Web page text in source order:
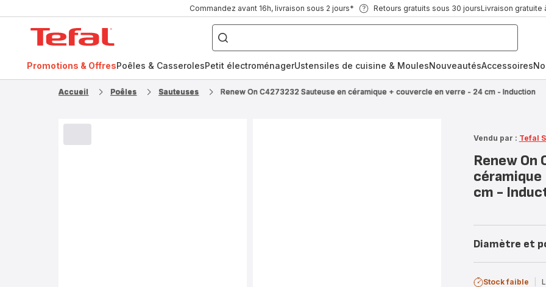
Commandez avant 16h, livraison sous 2 jours* Retours gratuits sous 30 joursLivraison gratuite
Que
recherchez-
vous
Promotions & OffresPoêles & CasserolesPetit électroménagerUstensiles de cuisine & MoulesNouveautésAccessoires
Accueil Poêles Sauteuses Renew On C4273232 Sauteuse en céramique + couvercle en verre - 24 cm - Induction
Vendu par : Tefal
Renew On
cm -
Diamètre et
Stock faible